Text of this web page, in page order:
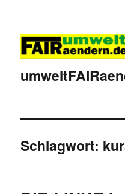
Schlagwort: